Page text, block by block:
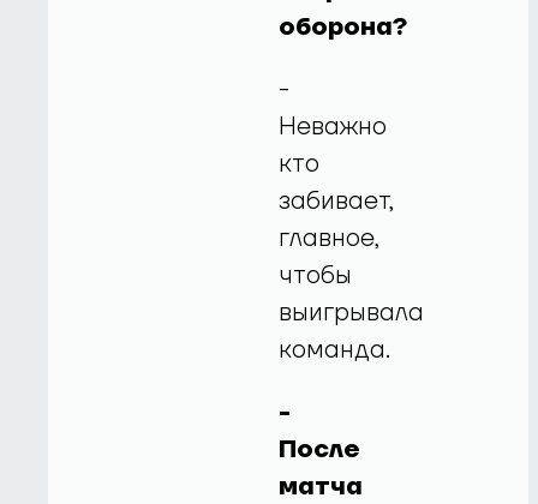
оборона?
-
Неважно
кто
забивает,
главное,
чтобы
выигрывала
команда.
-
После
матча